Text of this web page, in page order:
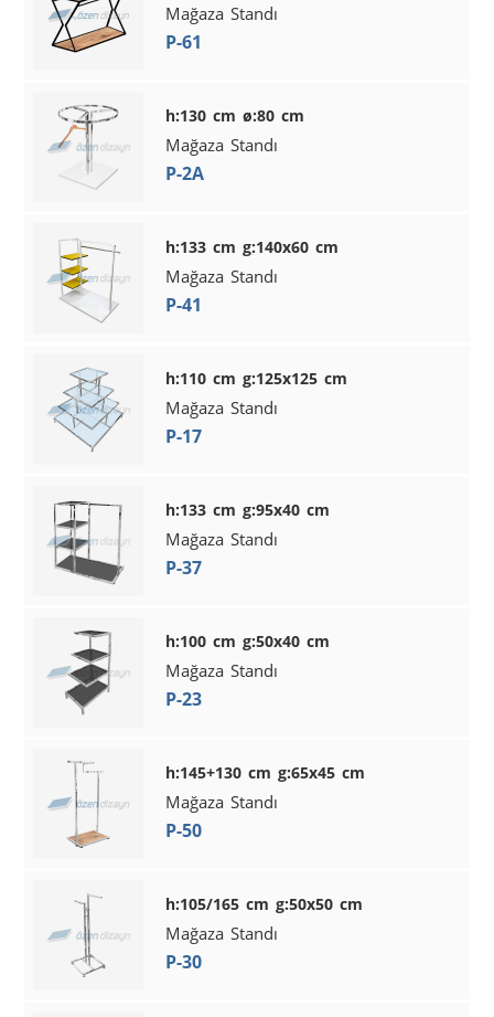
Mağaza Standı
P-61
h:130 cm ø:80 cm
Mağaza Standı
P-2A
h:133 cm g:140x60 cm
Mağaza Standı
P-41
h:110 cm g:125x125 cm
Mağaza Standı
P-17
h:133 cm g:95x40 cm
Mağaza Standı
P-37
h:100 cm g:50x40 cm
Mağaza Standı
P-23
h:145+130 cm g:65x45 cm
Mağaza Standı
P-50
h:105/165 cm g:50x50 cm
Mağaza Standı
P-30